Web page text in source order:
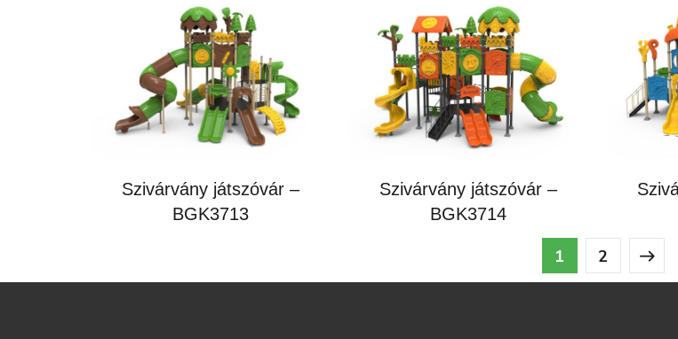
Szivárvány játszóvár –
BGK3713
Szivárvány játszóvár –
BGK3714
1 2